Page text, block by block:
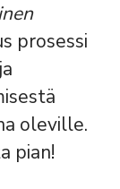
prosessi
oleville.
pian!